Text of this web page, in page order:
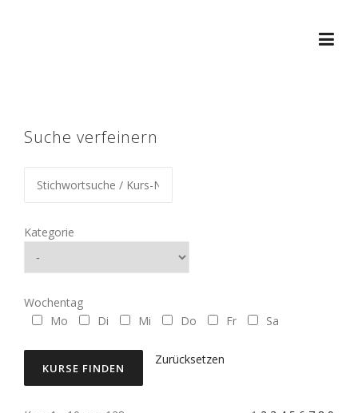
Suche verfeinern
Kategorie
Wochentag
Mo
Di Mi Do Fr Sa
Zurücksetzen